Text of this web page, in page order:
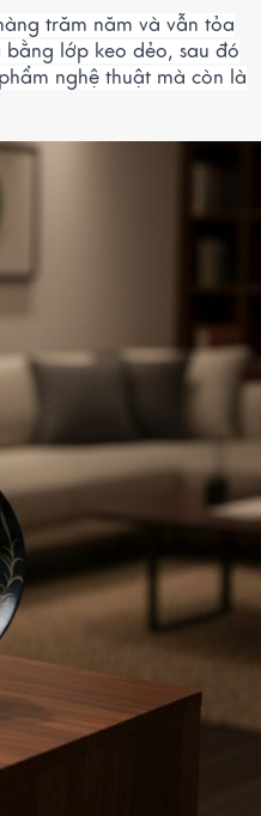
trăm năm và vẫn tỏa
bằng lớp keo dẻo, sau đó
nghệ thuật mà còn là